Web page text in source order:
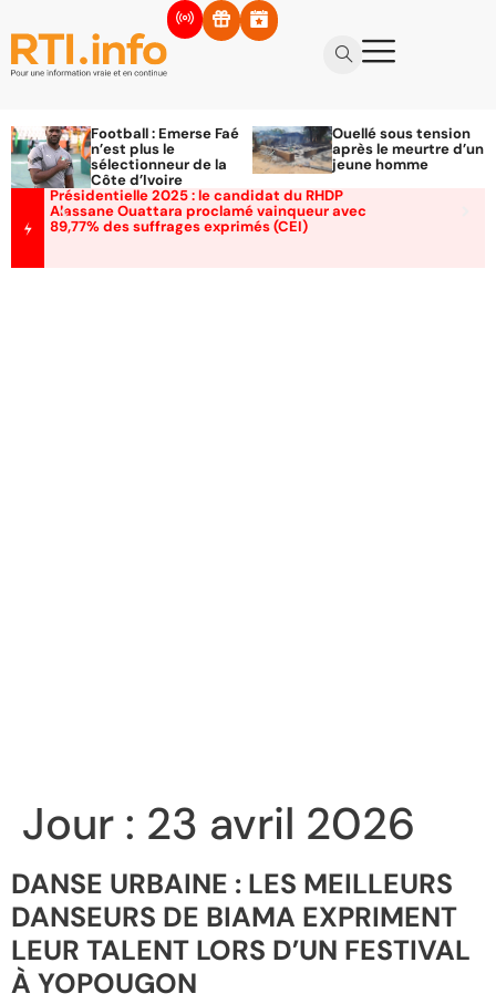
Football : Emerse Faé
n’est plus le
sélectionneur de la
Côte d’Ivoire
Ouellé sous tension
après le meurtre d’un
jeune homme
Présidentielle 2025 : le candidat du RHDP
Alassane Ouattara proclamé vainqueur avec
89,77% des suffrages exprimés (CEI)
Jour : 23 avril 2026
DANSE URBAINE : LES MEILLEURS
DANSEURS DE BIAMA EXPRIMENT
LEUR TALENT LORS D’UN FESTIVAL
À YOPOUGON